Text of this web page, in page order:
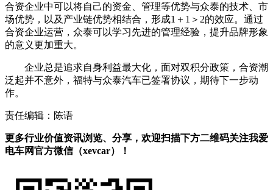
合资企业中可以将自己的资金、管理等优势与众泰的技术、市
场优势，以及产业链优势相结合，形成1＋1＞2的效应。通过
合资企业运营，众泰可以学习先进的管理经验，提升品牌形象
的意义更加重大。
企业总是追求自身利益最大化，面对双积分政策，合资潮
泛起并不意外，福特与众泰汽车已签署协议，期待下一步动
作。
责任编辑：陈语
更多行业价值资讯浏览、分享，欢迎扫描下方二维码关注我爱
电车网官方微信（xevcar）！